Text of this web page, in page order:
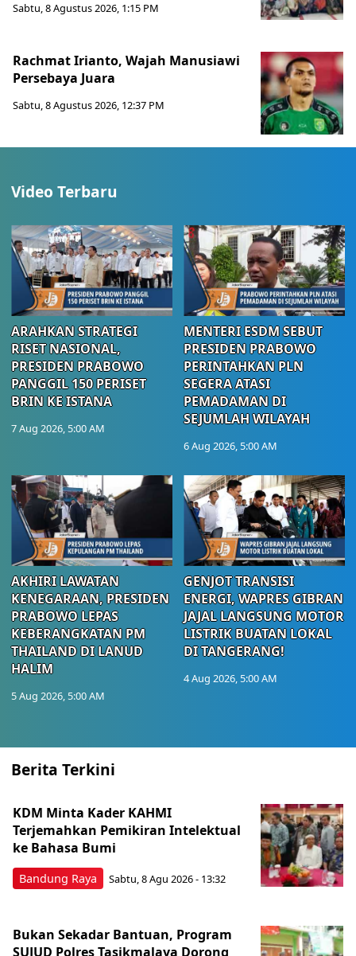
Sabtu, 8 Agustus 2026, 1:15 PM
Rachmat Irianto, Wajah Manusiawi
Persebaya Juara
Sabtu, 8 Agustus 2026, 12:37 PM
Video Terbaru
ARAHKAN STRATEGI
RISET NASIONAL,
PRESIDEN PRABOWO
PANGGIL 150 PERISET
BRIN KE ISTANA
7 Aug 2026, 5:00 AM
MENTERI ESDM SEBUT
PRESIDEN PRABOWO
PERINTAHKAN PLN
SEGERA ATASI
PEMADAMAN DI
SEJUMLAH WILAYAH
6 Aug 2026, 5:00 AM
AKHIRI LAWATAN
KENEGARAAN, PRESIDEN
PRABOWO LEPAS
KEBERANGKATAN PM
THAILAND DI LANUD
HALIM
5 Aug 2026, 5:00 AM
GENJOT TRANSISI
ENERGI, WAPRES GIBRAN
JAJAL LANGSUNG MOTOR
LISTRIK BUATAN LOKAL
DI TANGERANG!
4 Aug 2026, 5:00 AM
Berita Terkini
Bandung Raya
KDM Minta Kader KAHMI
Terjemahkan Pemikiran Intelektual
ke Bahasa Bumi
Sabtu, 8 Agu 2026 - 13:32
Bukan Sekadar Bantuan, Program
SUJUD Polres Tasikmalaya Dorong